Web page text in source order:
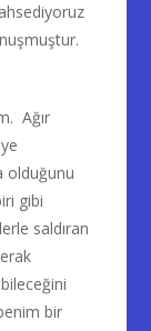
Ağır
olduğunu
gibi
saldıran
bir